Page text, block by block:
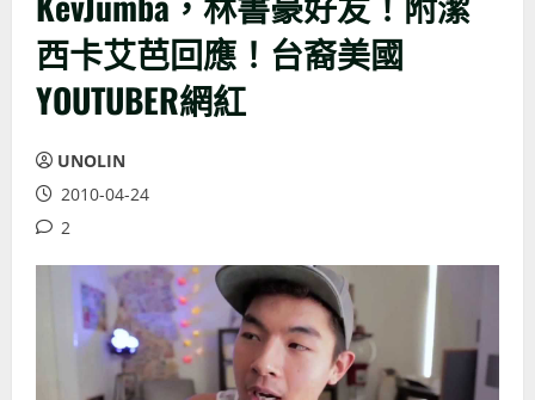
西卡艾芭回應！台裔美國
YOUTUBER網紅
UNOLIN
2010-04-24
2